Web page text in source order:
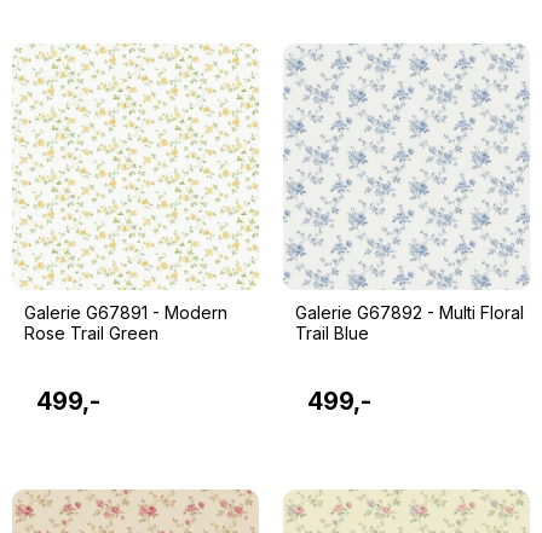
Galerie G67891 - Modern
Rose Trail Green
499,-
Galerie G67892 - Multi Floral
Trail Blue
499,-